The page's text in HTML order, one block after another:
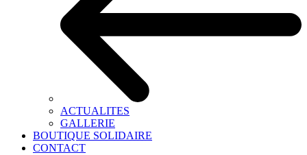
ACTUALITES
GALLERIE
BOUTIQUE SOLIDAIRE
CONTACT